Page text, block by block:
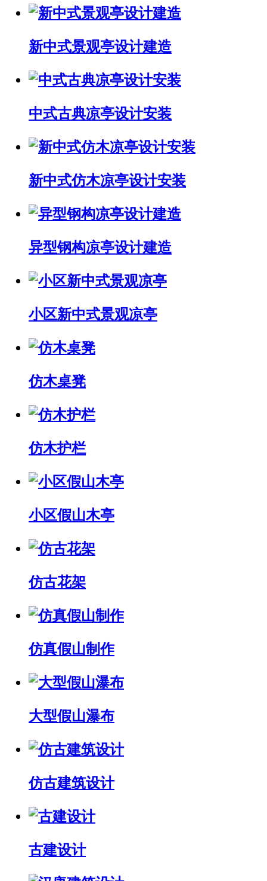
新中式景观亭设计建造
中式古典凉亭设计安装
新中式仿木凉亭设计安装
异型钢构凉亭设计建造
小区新中式景观凉亭
仿木桌凳
仿木护栏
小区假山木亭
仿古花架
仿真假山制作
大型假山瀑布
仿古建筑设计
古建设计